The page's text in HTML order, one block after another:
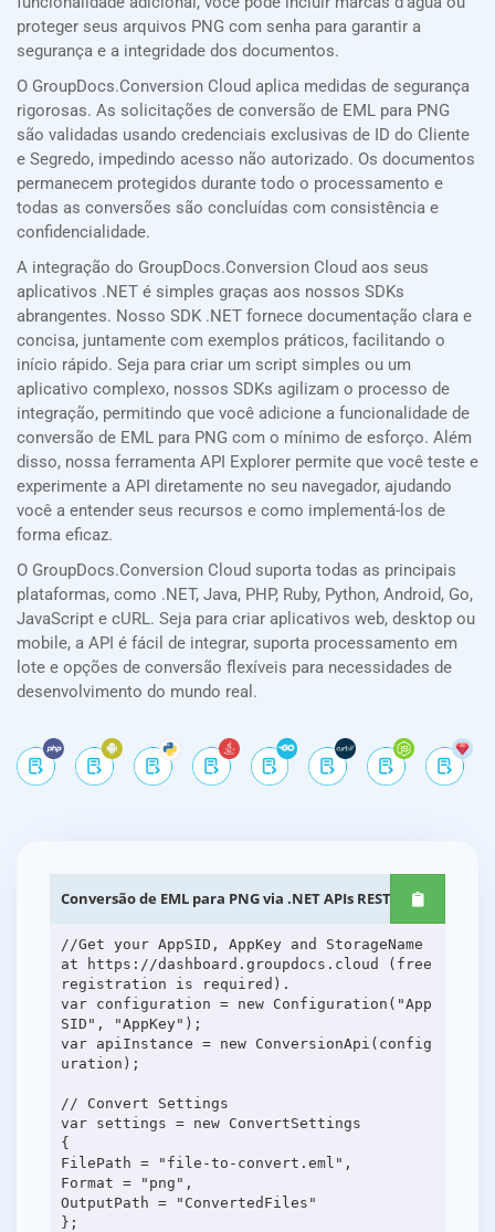
proteger seus arquivos PNG com senha para garantir a
segurança e a integridade dos documentos.
O GroupDocs.Conversion Cloud aplica medidas de segurança
rigorosas. As solicitações de conversão de EML para PNG
são validadas usando credenciais exclusivas de ID do Cliente
e Segredo, impedindo acesso não autorizado. Os documentos
permanecem protegidos durante todo o processamento e
todas as conversões são concluídas com consistência e
confidencialidade.
A integração do GroupDocs.Conversion Cloud aos seus
aplicativos .NET é simples graças aos nossos SDKs
abrangentes. Nosso SDK .NET fornece documentação clara e
concisa, juntamente com exemplos práticos, facilitando o
início rápido. Seja para criar um script simples ou um
aplicativo complexo, nossos SDKs agilizam o processo de
integração, permitindo que você adicione a funcionalidade de
conversão de EML para PNG com o mínimo de esforço. Além
disso, nossa ferramenta API Explorer permite que você teste e
experimente a API diretamente no seu navegador, ajudando
você a entender seus recursos e como implementá-los de
forma eficaz.
O GroupDocs.Conversion Cloud suporta todas as principais
plataformas, como .NET, Java, PHP, Ruby, Python, Android, Go,
JavaScript e cURL. Seja para criar aplicativos web, desktop ou
mobile, a API é fácil de integrar, suporta processamento em
lote e opções de conversão flexíveis para necessidades de
desenvolvimento do mundo real.
Conversão de EML para PNG via .NET APIs REST
//Get your AppSID, AppKey and StorageName
at https://dashboard.groupdocs.cloud (free
registration is required).
var configuration = new Configuration("App
SID", "AppKey");
var apiInstance = new ConversionApi(config
uration);
// Convert Settings
var settings = new ConvertSettings
{
FilePath = "file-to-convert.eml",
Format = "png",
OutputPath = "ConvertedFiles"
};